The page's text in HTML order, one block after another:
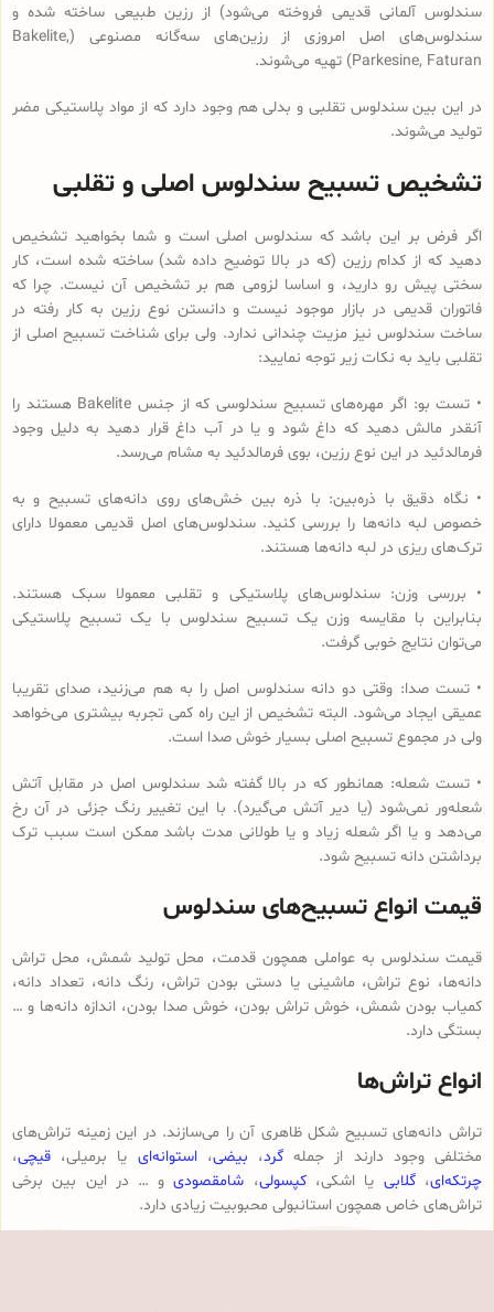
سندلوس آلمانی قدیمی فروخته می‌شود) از رزین طبیعی ساخته شده و
سندلوس‌‌های اصل امروزی از رزین‌های سه‌گانه مصنوعی (Bakelite,
Parkesine, Faturan) تهیه می‌شوند.
در این بین سندلوس تقلبی و بدلی هم وجود دارد که از مواد پلاستیکی مضر
تولید می‌شوند.
تشخیص تسبیح سندلوس اصلی و تقلبی
اگر فرض بر این باشد که سندلوس اصلی است و شما بخواهید تشخیص
دهید که از کدام رزین (که در بالا توضیح داده شد) ساخته شده است، کار
سختی پیش رو دارید، و اساسا لزومی هم بر تشخیص آن نیست. چرا که
فاتوران قدیمی در بازار موجود نیست و دانستن نوع رزین به کار رفته در
ساخت سندلوس نیز مزیت چندانی ندارد. ولی برای شناخت تسبیح اصلی از
تقلبی باید به نکات زیر توجه نمایید:
• تست بو: اگر مهره‌های تسبیح‌ سندلوسی که از جنس Bakelite هستند را
آنقدر مالش دهید که داغ شود و یا در آب داغ قرار دهید به دلیل وجود
فرمالدئید در این نوع رزین، بوی فرمالدئید به مشام می‌رسد.
• نگاه دقیق با ذره‌بین: با ذره بین خش‌های روی دانه‌های تسبیح و به
خصوص لبه دانه‌ها را بررسی کنید. سندلوس‌های اصل قدیمی معمولا دارای
ترک‌های ریزی در لبه دانه‌ها هستند.
• بررسی وزن: سندلوس‌های پلاستیکی و تقلبی معمولا سبک هستند.
بنابراین با مقایسه وزن یک تسبیح سندلوس با یک تسبیح پلاستیکی
می‌توان نتایج خوبی گرفت.
• تست صدا: وقتی دو دانه سندلوس اصل را به هم می‌زنید، صدای تقریبا
عمیقی ایجاد می‌شود. البته تشخیص از این راه کمی تجربه بیشتری می‌خواهد
ولی در مجموع تسبیح اصلی بسیار خوش صدا است.
• تست شعله: همانطور که در بالا گفته شد سندلوس اصل در مقابل آتش
شعله‌ور نمی‌شود (یا دیر آتش می‌گیرد). با این تغییر رنگ جزئی در آن رخ
می‌دهد و یا اگر شعله زیاد و یا طولانی مدت باشد ممکن است سبب ترک
برداشتن دانه تسبیح شود.
قیمت انواع تسبیح‌های سندلوس
قیمت سندلوس به عواملی همچون قدمت، محل تولید شمش، محل تراش
دانه‌ها، نوع تراش، ماشینی یا دستی بودن تراش، رنگ دانه، تعداد دانه،
کمیاب بودن شمش، خوش تراش بودن، خوش صدا بودن، اندازه دانه‌ها و …
بستگی دارد.
انواع تراش‌ها
تراش دانه‌های تسبیح شکل ظاهری آن را می‌سازند. در این زمینه تراش‌های
مختلفی وجود دارند از جمله گرد، بیضی،استوانه‌ای یا برمیلی، قیچی،
چرتکه‌ای،گلابی یا اشکی،کپسولی، شامقصودیو … در این بین برخی
تراش‌های خاص همچون استانبولی محبوبیت زیادی دارد.